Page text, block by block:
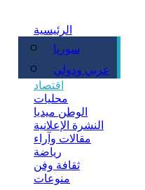
الرئيسية
سوريا
عربي ودولي
اقتصاد
محليات
الوطن ميديا
النشرة الإعلانية
مقالات وآراء
رياضة
ثقافة وفن
منوعات